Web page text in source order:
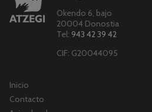
Okendo 6, bajo
20004 Donostia
Tel: 943 42 39 42
CIF: G20044095
Inicio
Contacto